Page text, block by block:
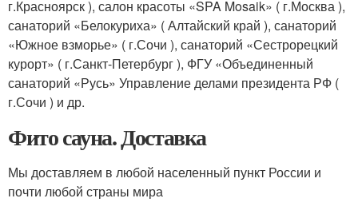
г.Красноярск ), салон красоты «SPA Mosaik» ( г.Москва ),
санаторий «Белокуриха» ( Алтайский край ), санаторий
«Южное взморье» ( г.Сочи ), санаторий «Сестрорецкий
курорт» ( г.Санкт-Петербург ), ФГУ «Объединенный
санаторий «Русь» Управление делами президента РФ (
г.Сочи ) и др.
Фито сауна. Доставка
Мы доставляем в любой населенный пункт России и
почти любой страны мира